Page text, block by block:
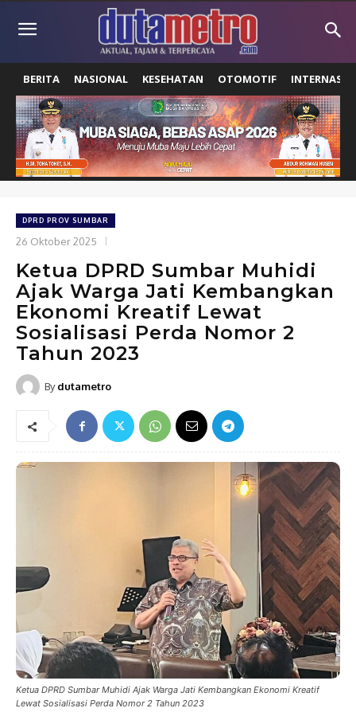
BERITA NASIONAL KESEHATAN OTOMOTIF
DPRD PROV SUMBAR
26 Oktober 2025
Ketua DPRD Sumbar Muhidi
Ajak Warga Jati Kembangkan
Ekonomi Kreatif Lewat
Sosialisasi Perda Nomor 2
Tahun 2023
By dutametro
Ketua DPRD Sumbar Muhidi Ajak Warga Jati Kembangkan Ekonomi Kreatif
Lewat Sosialisasi Perda Nomor 2 Tahun 2023